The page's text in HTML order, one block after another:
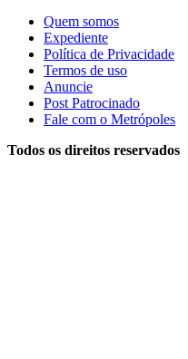
Quem somos
Expediente
Política de Privacidade
Termos de uso
Anuncie
Post Patrocinado
Fale com o Metrópoles
Todos os direitos reservados